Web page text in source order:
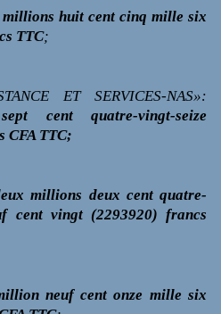
huit cent cinq mille six
TTC;
ET SERVICES-NAS»:
cent quatre-vingt-seize
CFA TTC;
millions deux cent quatre-
cent vingt (2293920) francs
neuf cent onze mille six